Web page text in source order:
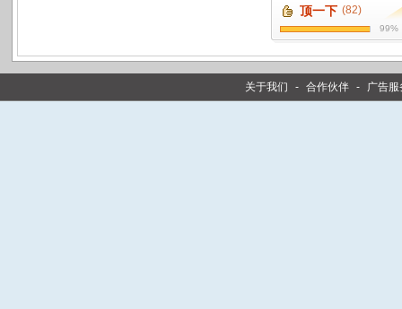
顶一下 (82)
99%
关于我们 - 合作伙伴 - 广告服